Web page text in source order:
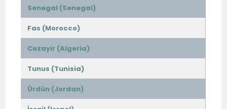
Senegal (Senegal)
Fas (Morocco)
Cezayir (Algeria)
Tunus (Tunisia)
Ürdün (Jordan)